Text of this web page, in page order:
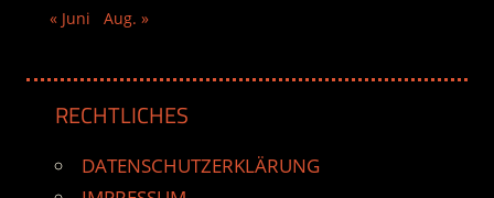
« Juni
Aug. »
RECHTLICHES
DATENSCHUTZERKLÄRUNG